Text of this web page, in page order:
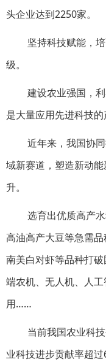
头企业达到2250家。
坚持科技赋能，
级。
建设农业强国，
是大量应用先进科技的
近年来，我国协
域新赛道，塑造新动
升。
选育出优质高产
高油高产大豆等急需品
南美白对虾等品种打
端农机、无人机、人
用……
当前我国农业科
业科技进步贡献率超过